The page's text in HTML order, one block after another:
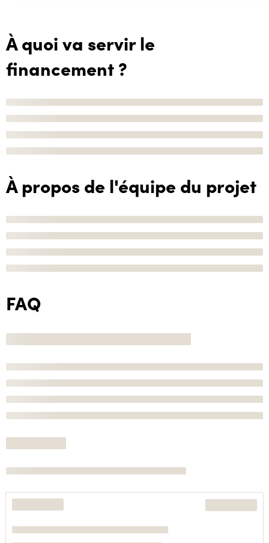
À quoi va servir le
financement ?
À propos de l'équipe du projet
FAQ